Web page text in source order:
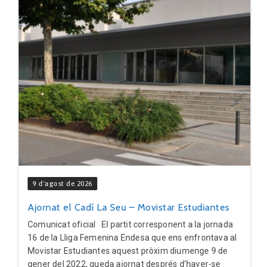
9 d'agost de 2026
Ajornat el Cadí La Seu – Movistar Estudiantes
Comunicat oficial El partit corresponent a la jornada
16 de la Lliga Femenina Endesa que ens enfrontava al
Movistar Estudiantes aquest pròxim diumenge 9 de
gener del 2022, queda ajornat després d’haver-se